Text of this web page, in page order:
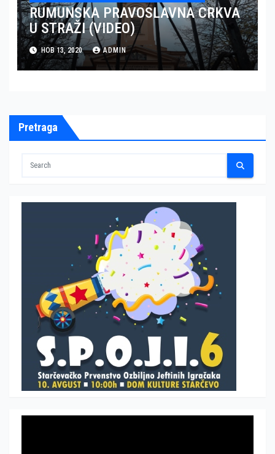
RUMUNSKA PRAVOSLAVNA CRKVA
U STRAŽI (VIDEO)
НОВ 13, 2020 ADMIN
Pretraga